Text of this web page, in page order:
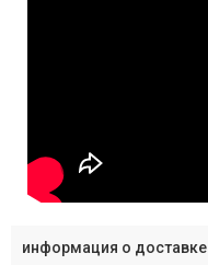
информация о доставке